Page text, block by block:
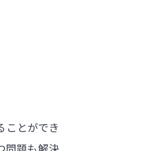
ことができ